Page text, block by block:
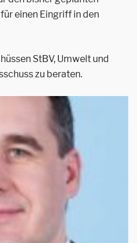
einen Eingriff in den
StBV, Umwelt und
zu beraten.